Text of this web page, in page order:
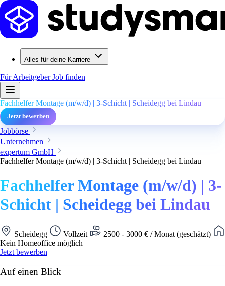
Alles für deine Karriere
Für ArbeitgeberJob finden
Fachhelfer Montage (m/w/d) | 3-Schicht | Scheidegg bei Lindau
Jetzt bewerben
Jobbörse
Unternehmen
expertum GmbH
Fachhelfer Montage (m/w/d) | 3-Schicht | Scheidegg bei Lindau
Fachhelfer Montage (m/w/d) | 3-
Schicht | Scheidegg bei Lindau
Scheidegg Vollzeit
2500 - 3000 € / Monat (geschätzt)
Kein Homeoffice möglich
Jetzt bewerben
Auf einen Blick